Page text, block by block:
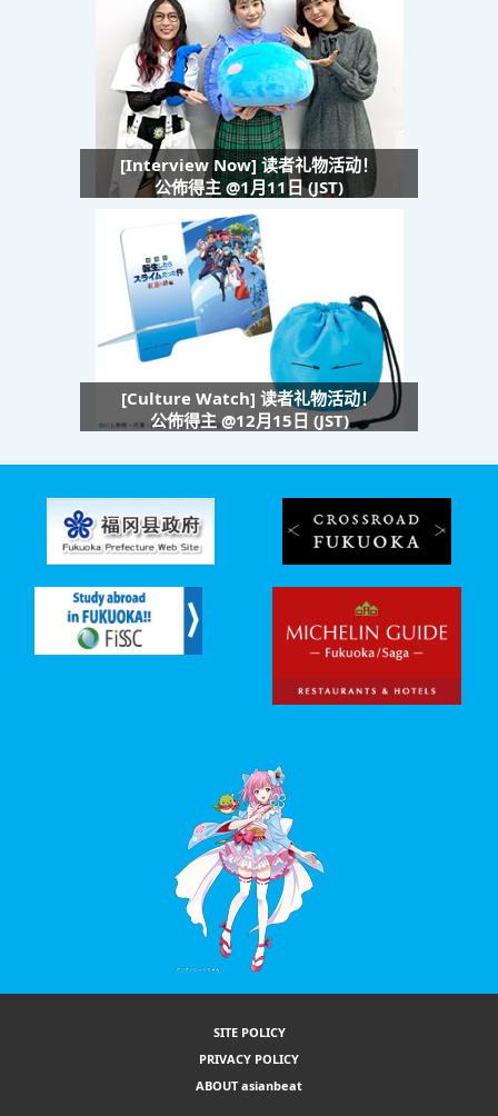
[Interview Now] 读者礼物活动！
公佈得主 @1月11日 (JST)
[Culture Watch] 读者礼物活动！
公佈得主 @12月15日 (JST)
SITE POLICY
PRIVACY POLICY
ABOUT asianbeat